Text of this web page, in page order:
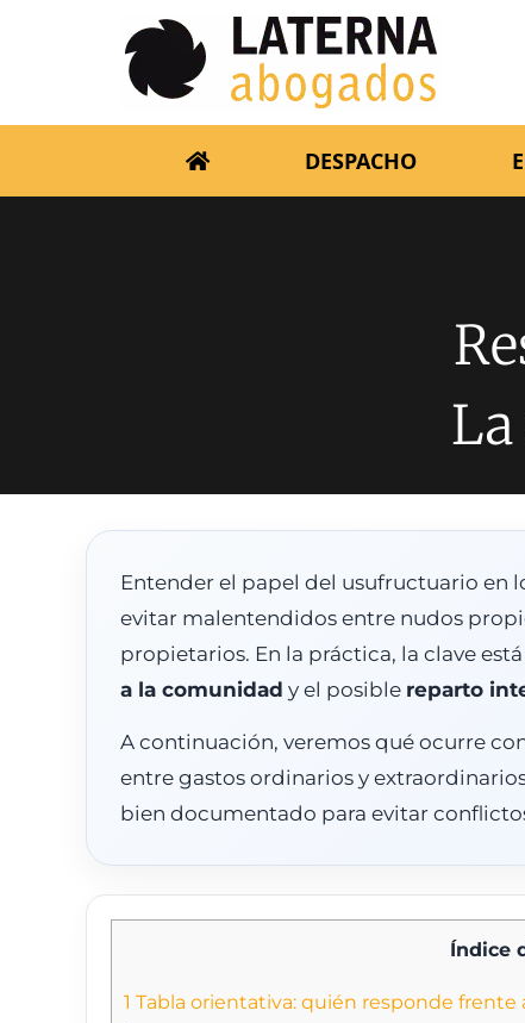
DESPACHO
Entender el papel del usufructuario en
evitar malentendidos entre nudos
propietarios. En la práctica, la clave
a la comunidad y el posible reparto
A continuación, veremos qué ocurre
entre gastos ordinarios y
bien documentado para evitar
Índice
1 Tabla orientativa: quién responde